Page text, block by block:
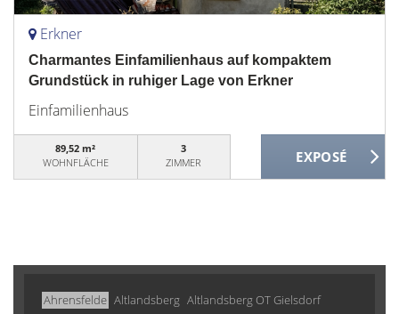
Erkner
Charmantes Einfamilienhaus auf kompaktem
Grundstück in ruhiger Lage von Erkner
Einfamilienhaus
89,52 m²
WOHNFLÄCHE
3
ZIMMER
Ahrensfelde Altlandsberg Altlandsberg OT Gielsdorf